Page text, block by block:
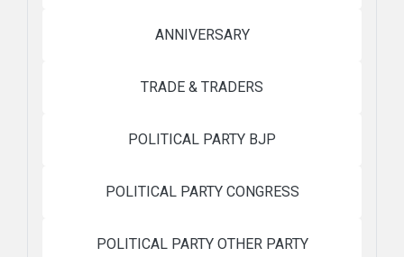
ANNIVERSARY
TRADE & TRADERS
POLITICAL PARTY BJP
POLITICAL PARTY CONGRESS
POLITICAL PARTY OTHER PARTY